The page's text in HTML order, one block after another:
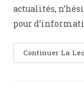
actualités,
pour
Continuer La